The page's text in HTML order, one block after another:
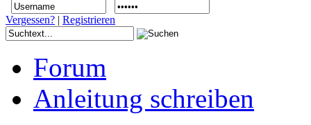
Vergessen? Registrieren
Forum
Anleitung schreiben